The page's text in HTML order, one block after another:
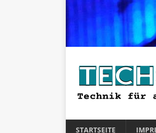
STARTSEITE